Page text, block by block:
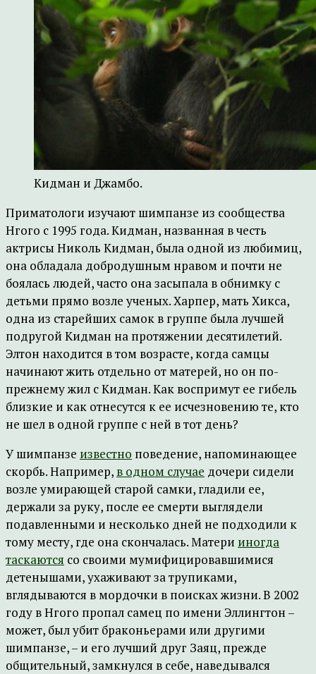
Кидман и Джамбо.
Приматологи изучают шимпанзе из сообщества
Нгого с 1995 года. Кидман, названная в честь
актрисы Николь Кидман, была одной из любимиц,
она обладала добродушным нравом и почти не
боялась людей, часто она засыпала в обнимку с
детьми прямо возле ученых. Харпер, мать Хикса,
одна из старейших самок в группе была лучшей
подругой Кидман на протяжении десятилетий.
Элтон находится в том возрасте, когда самцы
начинают жить отдельно от матерей, но он по-
прежнему жил с Кидман. Как воспримут ее гибель
близкие и как отнесутся к ее исчезновению те, кто
не шел в одной группе с ней в тот день?
У шимпанзе известно поведение, напоминающее
скорбь. Например, в одном случае дочери сидели
возле умирающей старой самки, гладили ее,
держали за руку, после ее смерти выглядели
подавленными и несколько дней не подходили к
тому месту, где она скончалась. Матери иногда
таскаются со своими мумифицировавшимися
детенышами, ухаживают за трупиками,
вглядываются в мордочки в поисках жизни. В 2002
году в Нгого пропал самец по имени Эллингтон –
может, был убит браконьерами или другими
шимпанзе, – и его лучший друг Заяц, прежде
общительный, замкнулся в себе, наведывался